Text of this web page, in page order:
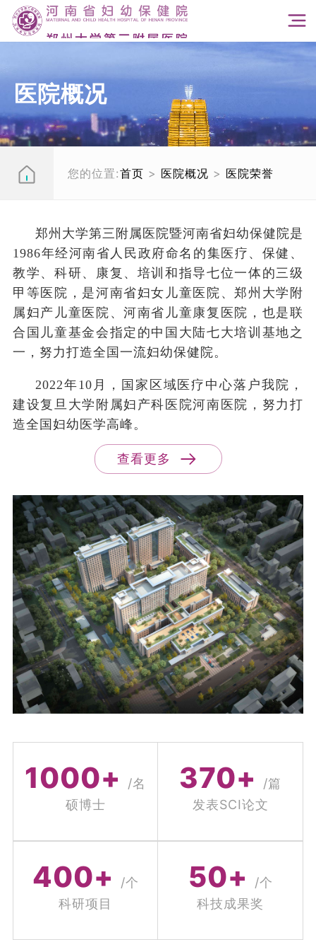
医院概况
您的位置:首页 > 医院概况 > 医院荣誉
郑州大学第三附属医院暨河南省妇幼保健院是
1986年经河南省人民政府命名的集医疗、保健、
教学、科研、康复、培训和指导七位一体的三级
甲等医院，是河南省妇女儿童医院、郑州大学附
属妇产儿童医院、河南省儿童康复医院，也是联
合国儿童基金会指定的中国大陆七大培训基地之
一，努力打造全国一流妇幼保健院。
2022年10 月，国家区域医疗中心落户我院，
建设复旦大学附属妇产科医院河南医院，努力打
造全国妇幼医学高峰。
医院高度重视专科学科建设，妇科、产科、儿
内科、儿外科为四大主流专业，妇幼专科特色鲜
明。拥有国家临床重点专科建设项目2个（妇科、
产科）、国家级保健特色专科5个、国家级示范基
地1个、国家级特色诊疗中心1个、国家级培训基
地16个；省医学重点（培育）学科24个、省教育
厅重点学科（新兴交叉学科）2个、省级临床重点
专科10个（儿科、康复医学科、妇产科、小儿外
科、护理专科、麻醉科、医学检验科、病理科、
医学影像科、临床药学科）、省级特色专科5个
（婴幼儿复杂先心病诊疗、超早产儿诊疗、乳腺
炎、神经发育障碍、不孕不育）、省级质量控制
中心4个，博士学位点7个，硕士学位点11个，博
士后科研流动站1个，博士后科研工作站1个，博
河南省临床医学研究中心，4个河南省国际联合实
验室，3个河南省工程技术研究中心，8个河南省
工程研究中心，7个医学重点实验室，12个市级重
2023年、2024年，医院连续获得国考最高等
级，技术实力雄厚，综合实力跃居全国妇幼保健
查看更多
1000+
/名
硕博士
370+
/篇
发表SCI论文
400+
/个
科研项目
50+
/个
科技成果奖